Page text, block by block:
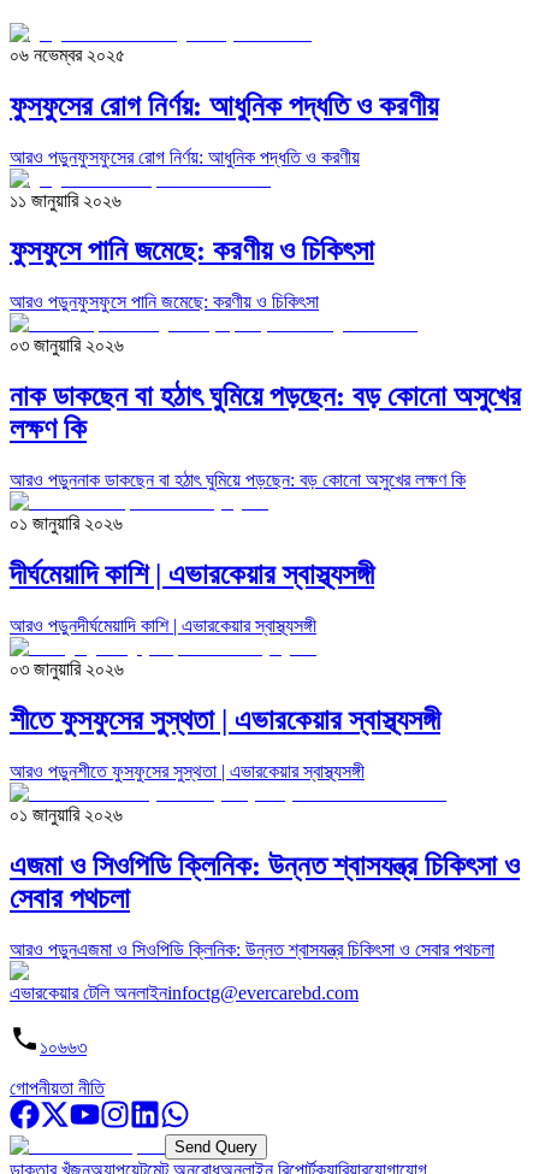
০৬ নভেম্বর ২০২৫
ফুসফুসের রোগ নির্ণয়: আধুনিক পদ্ধতি ও করণীয়
আরও পড়ুনফুসফুসের রোগ নির্ণয়: আধুনিক পদ্ধতি ও করণীয়
১১ জানুয়ারি ২০২৬
ফুসফুসে পানি জমেছে: করণীয় ও চিকিৎসা
আরও পড়ুনফুসফুসে পানি জমেছে: করণীয় ও চিকিৎসা
০৩ জানুয়ারি ২০২৬
নাক ডাকছেন বা হঠাৎ ঘুমিয়ে পড়ছেন: বড় কোনো অসুখের
লক্ষণ কি
আরও পড়ুননাক ডাকছেন বা হঠাৎ ঘুমিয়ে পড়ছেন: বড় কোনো অসুখের লক্ষণ কি
০১ জানুয়ারি ২০২৬
দীর্ঘমেয়াদি কাশি | এভারকেয়ার স্বাস্থ্যসঙ্গী
আরও পড়ুনদীর্ঘমেয়াদি কাশি | এভারকেয়ার স্বাস্থ্যসঙ্গী
০৩ জানুয়ারি ২০২৬
শীতে ফুসফুসের সুস্থতা | এভারকেয়ার স্বাস্থ্যসঙ্গী
আরও পড়ুনশীতে ফুসফুসের সুস্থতা | এভারকেয়ার স্বাস্থ্যসঙ্গী
০১ জানুয়ারি ২০২৬
এজমা ও সিওপিডি ক্লিনিক: উন্নত শ্বাসযন্ত্র চিকিৎসা ও
সেবার পথচলা
আরও পড়ুনএজমা ও সিওপিডি ক্লিনিক: উন্নত শ্বাসযন্ত্র চিকিৎসা ও সেবার পথচলা
এভারকেয়ার টেলি অনলাইনinfoctg@evercarebd.com
১০৬৬৩
গোপনীয়তা নীতি
Send Query
ডাক্তার খুঁজুনঅ্যাপয়েন্টমেন্ট অনুরোধঅনলাইন রিপোর্টক্যারিয়ারযোগাযোগ